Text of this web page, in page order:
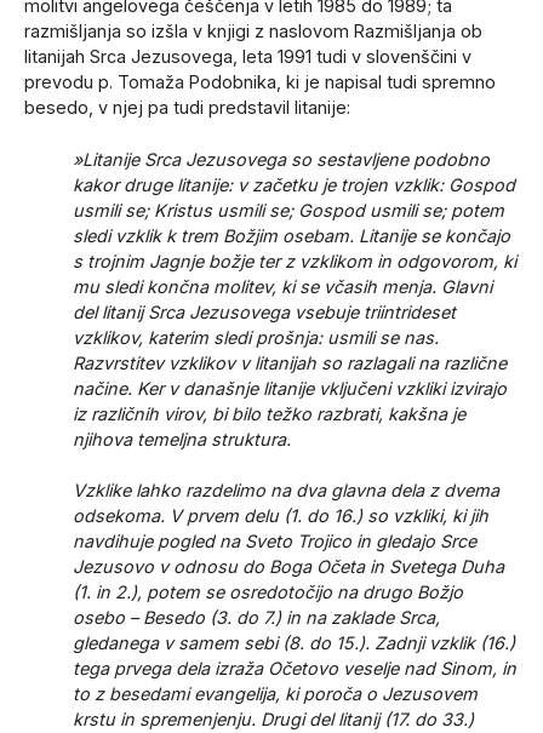
molitvi angelovega češčenja v letih 1985 do 1989; ta
razmišljanja so izšla v knjigi z naslovom Razmišljanja ob
litanijah Srca Jezusovega, leta 1991 tudi v slovenščini v
prevodu p. Tomaža Podobnika, ki je napisal tudi spremno
besedo, v njej pa tudi predstavil litanije:
»Litanije Srca Jezusovega so sestavljene podobno
kakor druge litanije: v začetku je trojen vzklik: Gospod
usmili se; Kristus usmili se; Gospod usmili se; potem
sledi vzklik k trem Božjim osebam. Litanije se končajo
s trojnim Jagnje božje ter z vzklikom in odgovorom, ki
mu sledi končna molitev, ki se včasih menja. Glavni
del litanij Srca Jezusovega vsebuje triintrideset
vzklikov, katerim sledi prošnja: usmili se nas.
Razvrstitev vzklikov v litanijah so razlagali na različne
načine. Ker v današnje litanije vključeni vzkliki izvirajo
iz različnih virov, bi bilo težko razbrati, kakšna je
njihova temeljna struktura.
Vzklike lahko razdelimo na dva glavna dela z dvema
odsekoma. V prvem delu (1. do 16.) so vzkliki, ki jih
navdihuje pogled na Sveto Trojico in gledajo Srce
Jezusovo v odnosu do Boga Očeta in Svetega Duha
(1. in 2.), potem se osredotočijo na drugo Božjo
osebo – Besedo (3. do 7.) in na zaklade Srca,
gledanega v samem sebi (8. do 15.). Zadnji vzklik (16.)
tega prvega dela izraža Očetovo veselje nad Sinom, in
to z besedami evangelija, ki poroča o Jezusovem
krstu in spremenjenju. Drugi del litanij (17. do 33.)